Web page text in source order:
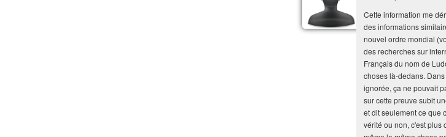
Cette information me
des informations
nouvel ordre mondial
des recherches sur
Français du nom de
choses là-dedans.
ignorée, ça ne pouvait
sur cette preuve subit
et dit seulement ce que
vérité ou non, c'est plus